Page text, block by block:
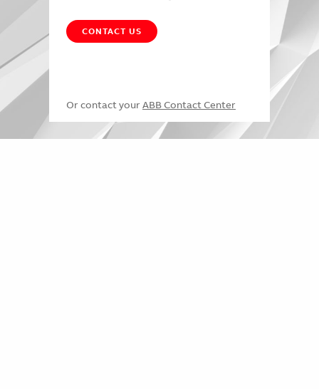
CONTACT US
Or contact your ABB Contact Center